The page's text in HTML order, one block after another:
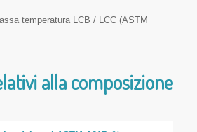
temperatura LCB / LCC (ASTM
alla composizione